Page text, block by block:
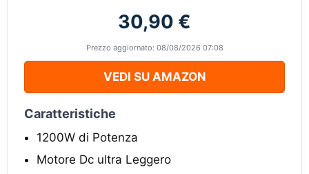
30,90 €
Prezzo aggiornato: 08/08/2026 07:08
VEDI SU AMAZON
Caratteristiche
1200W di Potenza
Motore Dc ultra Leggero